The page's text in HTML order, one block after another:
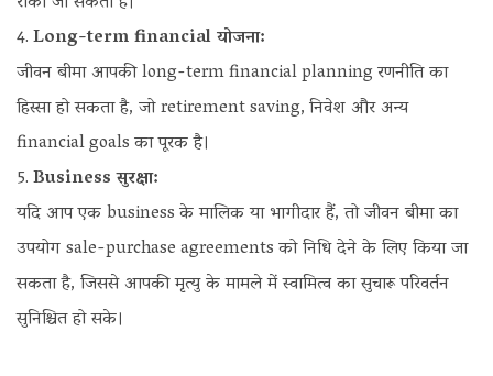
Long-term financial योजना:
जीवन बीमा आपकी long-term financial planning रणनीति का
हिस्सा हो सकता है, जो retirement saving, निवेश और अन्य
financial goals का पूरक है।
Business सुरक्षा:
यदि आप एक business के मालिक या भागीदार हैं, तो जीवन बीमा का
उपयोग sale-purchase agreements को निधि देने के लिए किया जा
सकता है, जिससे आपकी मृत्यु के मामले में स्वामित्व का सुचारू परिवर्तन
सुनिश्चित हो सके।